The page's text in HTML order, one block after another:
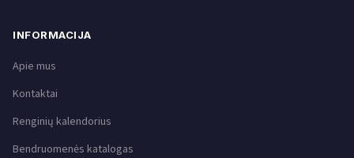
INFORMACIJA
Apie mus
Kontaktai
Renginių kalendorius
Bendruomenės katalogas